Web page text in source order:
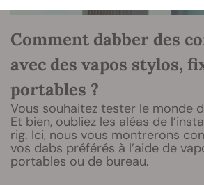
Comment dabber des
avec des vapos stylos,
portables ?
Vous souhaitez tester le monde
Et bien, oubliez les aléas de
rig. Ici, nous vous montrerons
vos dabs préférés à l’aide de
portables ou de bureau.